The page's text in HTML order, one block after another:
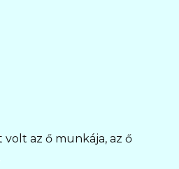
az ő munkája, az ő